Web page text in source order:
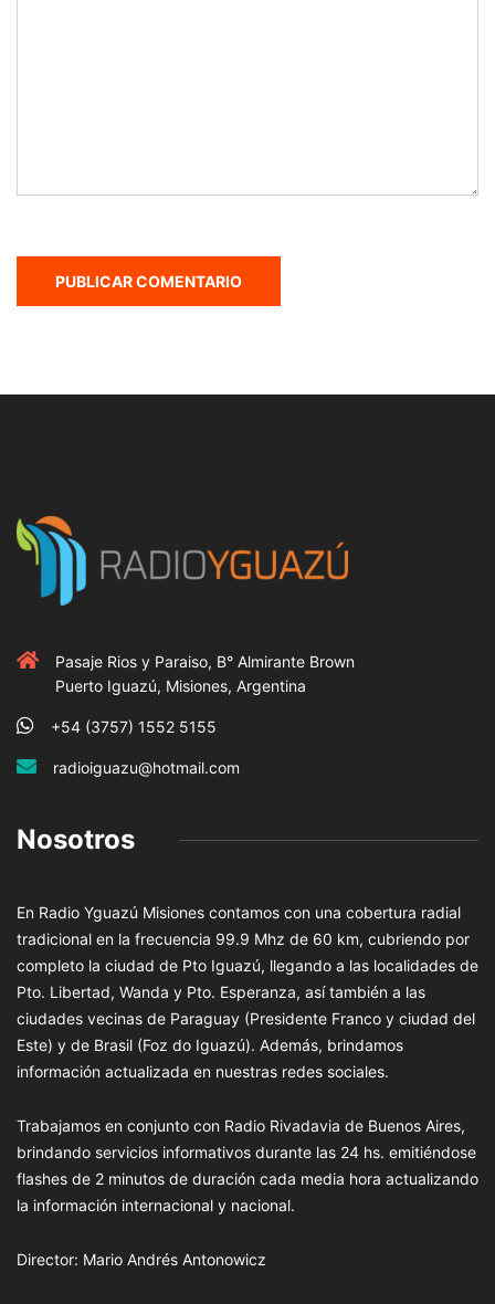
Pasaje Rios y Paraiso, B° Almirante Brown
Puerto Iguazú, Misiones, Argentina
+54 (3757) 1552 5155
radioiguazu@hotmail.com
Nosotros
En Radio Yguazú Misiones contamos con una cobertura radial
tradicional en la frecuencia 99.9 Mhz de 60 km, cubriendo por
completo la ciudad de Pto Iguazú, llegando a las localidades de
Pto. Libertad, Wanda y Pto. Esperanza, así también a las
ciudades vecinas de Paraguay (Presidente Franco y ciudad del
Este) y de Brasil (Foz do Iguazú). Además, brindamos
información actualizada en nuestras redes sociales.
Trabajamos en conjunto con Radio Rivadavia de Buenos Aires,
brindando servicios informativos durante las 24 hs. emitiéndose
flashes de 2 minutos de duración cada media hora actualizando
la información internacional y nacional.
Director: Mario Andrés Antonowicz